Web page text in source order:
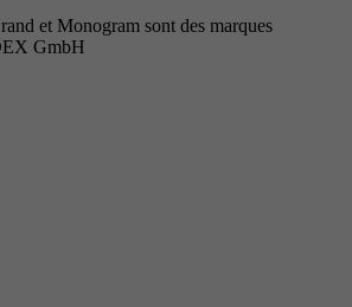
et Monogram sont des marques
GmbH